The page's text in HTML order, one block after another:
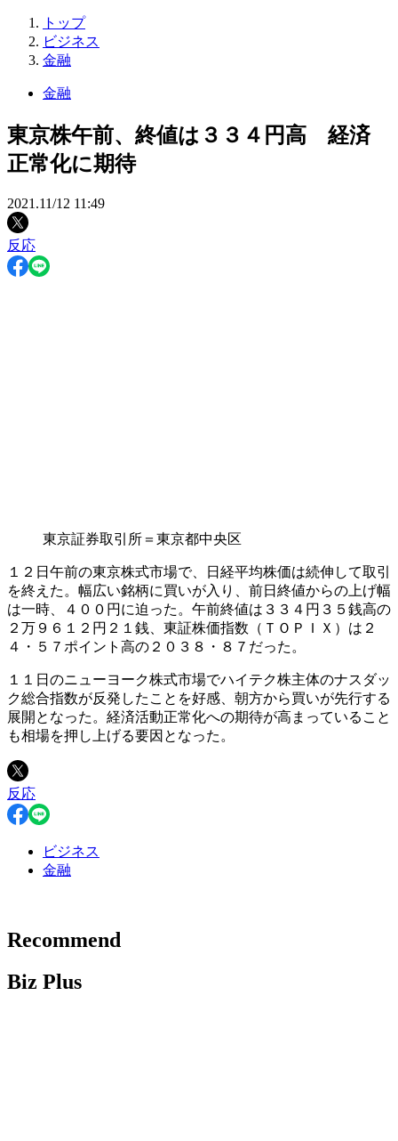
トップ
ビジネス
金融
金融
東京株午前、終値は３３４円高 経済
正常化に期待
2021.11/12 11:49
反応
東京証券取引所＝東京都中央区
１２日午前の東京株式市場で、日経平均株価は続伸して取引
を終えた。幅広い銘柄に買いが入り、前日終値からの上げ幅
は一時、４００円に迫った。午前終値は３３４円３５銭高の
２万９６１２円２１銭、東証株価指数（ＴＯＰＩＸ）は２
４・５７ポイント高の２０３８・８７だった。
１１日のニューヨーク株式市場でハイテク株主体のナスダッ
ク総合指数が反発したことを好感、朝方から買いが先行する
展開となった。経済活動正常化への期待が高まっていること
も相場を押し上げる要因となった。
反応
ビジネス
金融
Recommend
Biz Plus